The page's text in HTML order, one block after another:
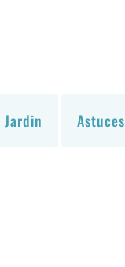
Jardin Astuces